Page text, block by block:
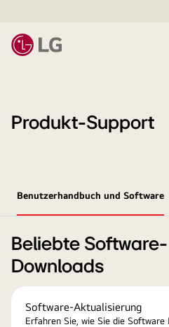
Produkt-Support
Benutzerhandbuch und Software
Beliebte Software-
Downloads
Software-Aktualisierung
Erfahren Sie, wie Sie die Software